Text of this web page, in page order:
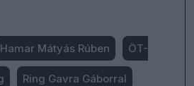
Hamar Mátyás Rúben ÖT-
Ring Gavra Gáborral